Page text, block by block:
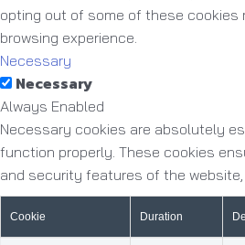
opting out of some of these
browsing experience.
Necessary
Necessary
Always Enabled
Necessary cookies are absolutely
function properly. These cookies
and security features of the website,
Cookie Duration